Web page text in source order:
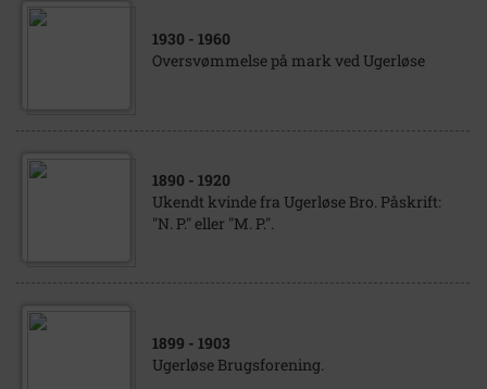
1930 - 1960
Oversvømmelse på mark ved Ugerløse
1890 - 1920
Ukendt kvinde fra Ugerløse Bro. Påskrift:
"N. P." eller "M. P.".
1899 - 1903
Ugerløse Brugsforening.